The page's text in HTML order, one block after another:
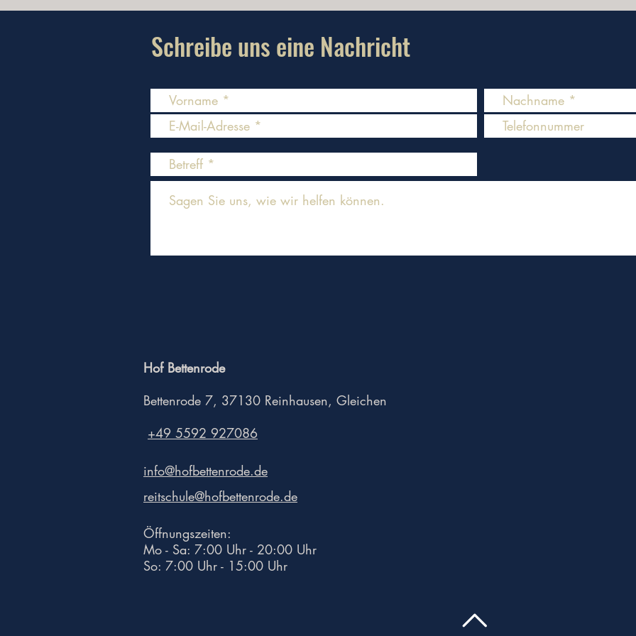
Schreibe uns eine Nachricht
Hof Bettenrode
Bettenrode 7, 37130 Reinhausen, Gleichen
+49 5592 927086
info@hofbettenrode.de
reitschule@hofbettenrode.de
Öffnungszeiten:
Mo - Sa: 7:00 Uhr - 20:00 Uhr
So: 7:00 Uhr - 15:00 Uhr